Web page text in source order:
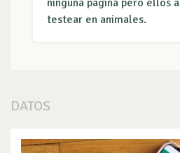
testear en animales.
DATOS